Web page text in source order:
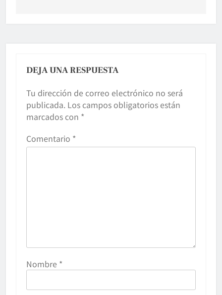
DEJA UNA RESPUESTA
Tu dirección de correo electrónico no será
publicada. Los campos obligatorios están
marcados con *
Comentario *
Nombre *